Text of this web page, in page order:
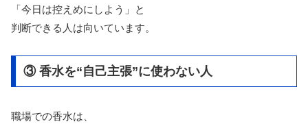
「今日は控えめにしよう」と
判断できる人は向いています。
③ 香水を“自己主張”に使わない人
職場での香水は、